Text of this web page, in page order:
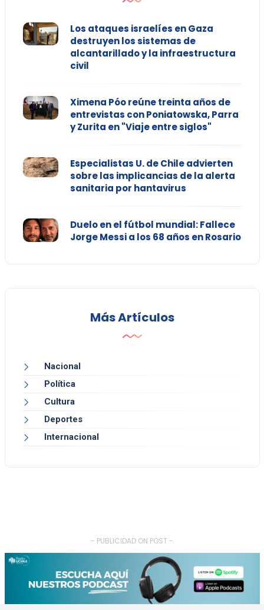
Los ataques israelíes en Gaza
destruyen los sistemas de
alcantarillado y la infraestructura
civil
Ximena Póo reúne treinta años de
entrevistas con Poniatowska, Parra
y Zurita en "Viaje entre siglos"
Especialistas U. de Chile advierten
sobre las implicancias de la alerta
sanitaria por hantavirus
Duelo en el fútbol mundial: Fallece
Jorge Messi a los 68 años en Rosario
Más Artículos
Nacional
Política
Cultura
Deportes
Internacional
- PUBLICIDAD ON POST -